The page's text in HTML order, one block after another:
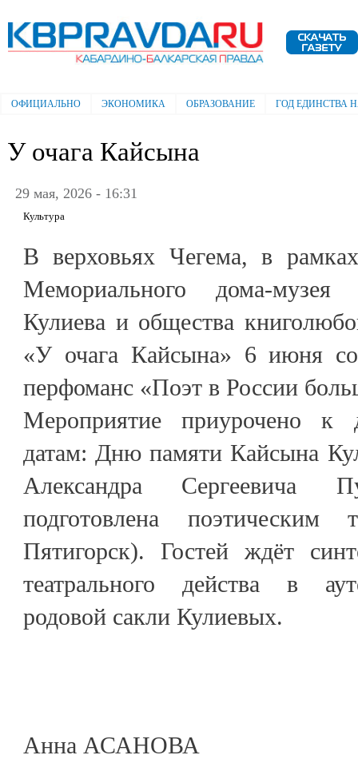
Электронная газета "Кабардино-
Балкарская правда"
Главное меню
ОФИЦИАЛЬНО ЭКОНОМИКА ОБРАЗОВАНИЕ ГОД ЕДИНСТВА
У очага Кайсына
29 мая, 2026 - 16:31
Культура
В верховьях Чегема, в
Мемориального дома-
Кулиева и общества
«У очага Кайсына» 6 июня
перфоманс «Поэт в России
Мероприятие приурочено к
датам: Дню памяти Кайсына
Александра Сергеевича
подготовлена
Пятигорск). Гостей ждёт
театрального действа в
родовой сакли Кулиевых.
Анна АСАНОВА